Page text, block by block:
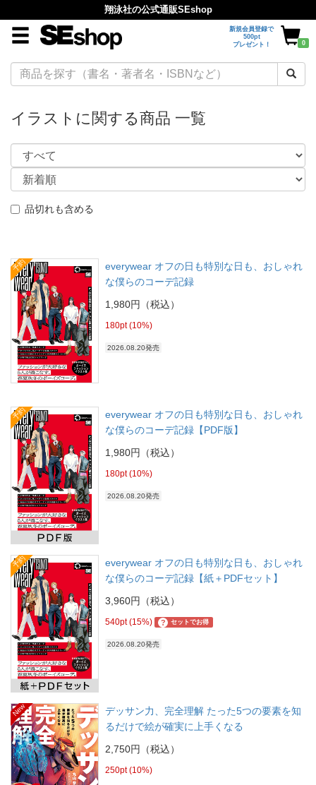
翔泳社の公式通販SEshop
新規会員登録で
500pt
プレゼント！
0
イラストに関する商品 一覧
品切れも含める
予約
everywear オフの日も特別な日も、おしゃれ
な僕らのコーデ記録
1,980円（税込）
180pt (10%)
2026.08.20発売
予約
everywear オフの日も特別な日も、おしゃれ
な僕らのコーデ記録【PDF版】
1,980円（税込）
180pt (10%)
2026.08.20発売
予約
everywear オフの日も特別な日も、おしゃれ
な僕らのコーデ記録【紙＋PDFセット】
3,960円（税込）
540pt (15%) ? セットでお得
2026.08.20発売
New
デッサン力、完全理解 たった5つの要素を知
るだけで絵が確実に上手くなる
2,750円（税込）
250pt (10%)